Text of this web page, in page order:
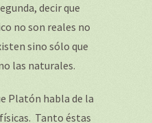
decir que
no son reales no
sino sólo que
las naturales.
Platón habla de la
Tanto éstas